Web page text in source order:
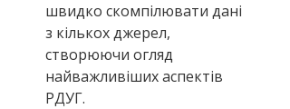
швидко скомпілювати дані
з кількох джерел,
створюючи огляд
найважливіших аспектів
РДУГ.